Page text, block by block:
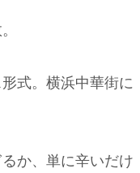
式。横浜中華街に
か、単に辛いだけ